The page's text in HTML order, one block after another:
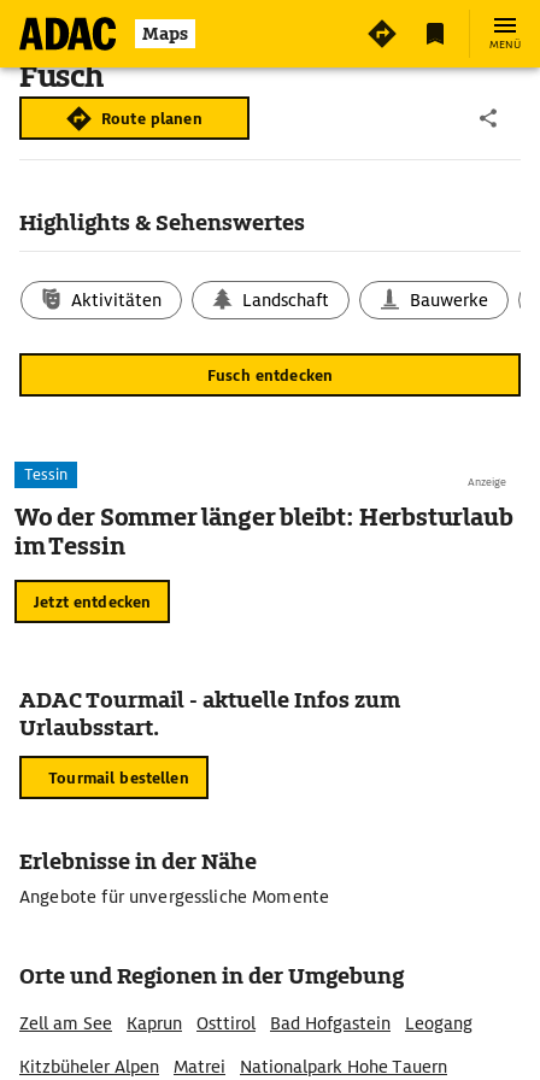
Maps MENÜ
Fusch
Route planen
Highlights & Sehenswertes
Aktivitäten Landschaft Bauwerke
Fusch entdecken
Anzeige
Tessin
Wo der Sommer länger bleibt: Herbsturlaub
im Tessin
Jetzt entdecken
ADAC Tourmail - aktuelle Infos zum
Urlaubsstart.
Tourmail bestellen
Erlebnisse in der Nähe
Angebote für unvergessliche Momente
Orte und Regionen in der Umgebung
Zell am See Kaprun Osttirol Bad Hofgastein
Leogang
Kitzbüheler Alpen
Matrei Nationalpark Hohe Tauern